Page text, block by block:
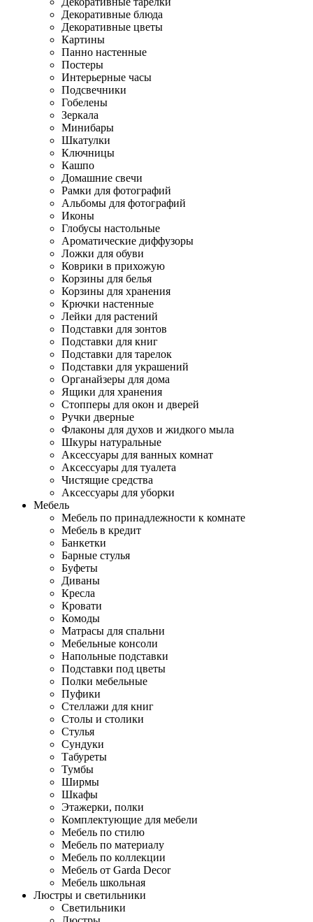
Декоративные блюда
Декоративные цветы
Картины
Панно настенные
Постеры
Интерьерные часы
Подсвечники
Гобелены
Зеркала
Минибары
Шкатулки
Ключницы
Кашпо
Домашние свечи
Рамки для фотографий
Альбомы для фотографий
Иконы
Глобусы настольные
Ароматические диффузоры
Ложки для обуви
Коврики в прихожую
Корзины для белья
Корзины для хранения
Крючки настенные
Лейки для растений
Подставки для зонтов
Подставки для книг
Подставки для тарелок
Подставки для украшений
Органайзеры для дома
Ящики для хранения
Стопперы для окон и дверей
Ручки дверные
Флаконы для духов и жидкого мыла
Шкуры натуральные
Аксессуары для ванных комнат
Аксессуары для туалета
Чистящие средства
Аксессуары для уборки
Мебель
Мебель по принадлежности к комнате
Мебель в кредит
Банкетки
Барные стулья
Буфеты
Диваны
Кресла
Кровати
Комоды
Матрасы для спальни
Мебельные консоли
Напольные подставки
Подставки под цветы
Полки мебельные
Пуфики
Стеллажи для книг
Столы и столики
Стулья
Сундуки
Табуреты
Тумбы
Ширмы
Шкафы
Этажерки, полки
Комплектующие для мебели
Мебель по стилю
Мебель по материалу
Мебель по коллекции
Мебель от Garda Decor
Мебель школьная
Люстры и светильники
Светильники